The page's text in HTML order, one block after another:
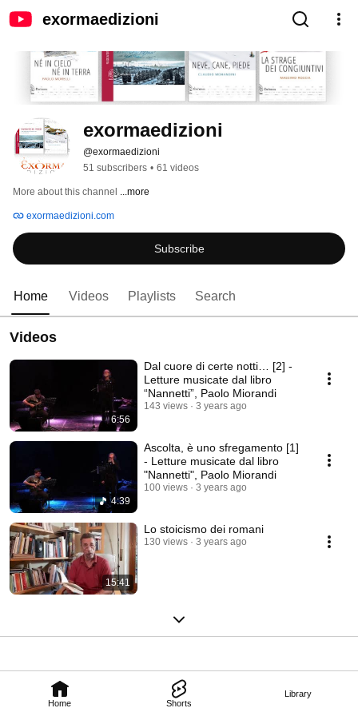
exormaedizioni
Home Shorts
Library
exormaedizioni
@exormaedizioni
51 subscribers • 61 videos
More about this channel ...more
exormaedizioni.com
Subscribe
Home Videos Playlists Search
Videos
6:56
Dal cuore di certe notti… [2] -
Letture musicate dal libro
“Nannetti”, Paolo Miorandi
143 views 3 years ago
4:39
Ascolta, è uno sfregamento [1]
- Letture musicate dal libro
"Nannetti", Paolo Miorandi
100 views 3 years ago
15:41
Lo stoicismo dei romani
130 views 3 years ago